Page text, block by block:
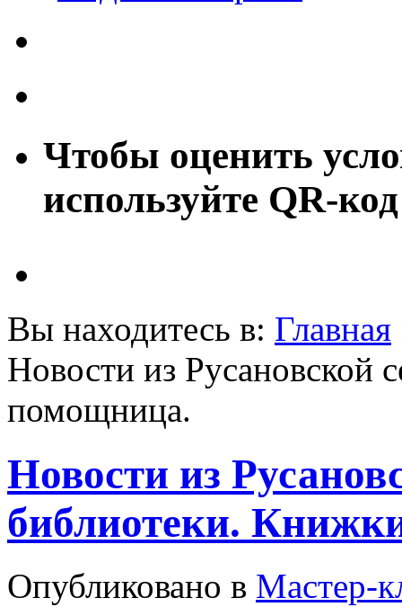
Чтобы оценить
используйте QR-код
Вы находитесь в: Главная
Новости из Русановской
помощница.
Новости из
библиотеки.
Опубликовано в Мастер-